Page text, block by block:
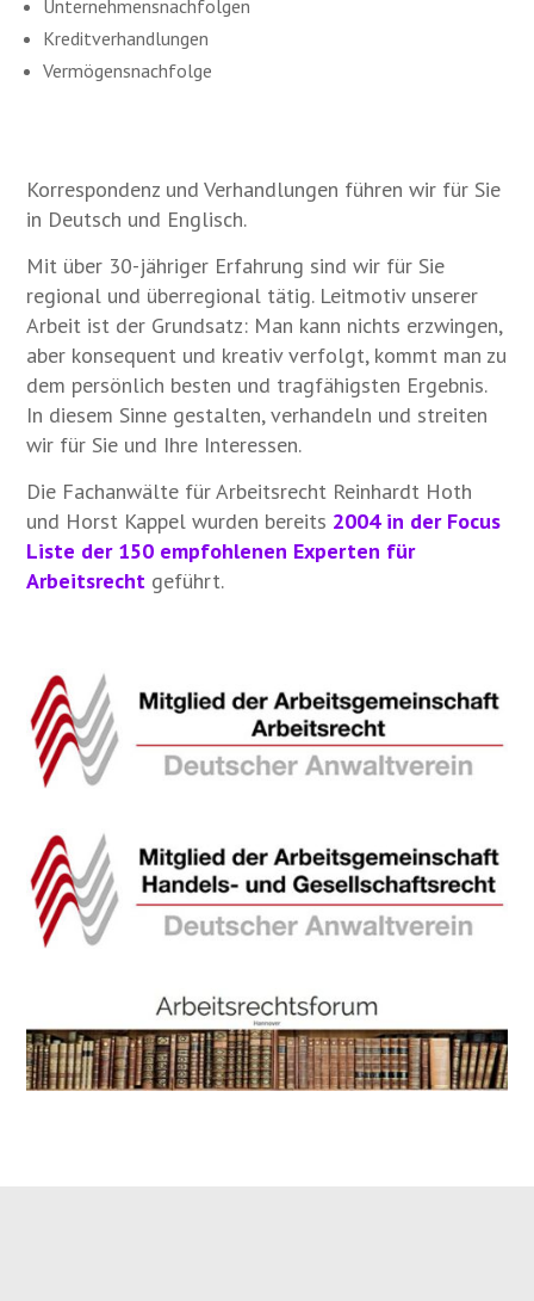
Unternehmensnachfolgen
Kreditverhandlungen
Vermögensnachfolge
Korrespondenz und Verhandlungen führen wir für Sie
in Deutsch und Englisch.
Mit über 30-jähriger Erfahrung sind wir für Sie
regional und überregional tätig. Leitmotiv unserer
Arbeit ist der Grundsatz: Man kann nichts erzwingen,
aber konsequent und kreativ verfolgt, kommt man zu
dem persönlich besten und tragfähigsten Ergebnis.
In diesem Sinne gestalten, verhandeln und streiten
wir für Sie und Ihre Interessen.
Die Fachanwälte für Arbeitsrecht Reinhardt Hoth
und Horst Kappel wurden bereits 2004 in der Focus
Liste der 150 empfohlenen Experten für
Arbeitsrecht geführt.